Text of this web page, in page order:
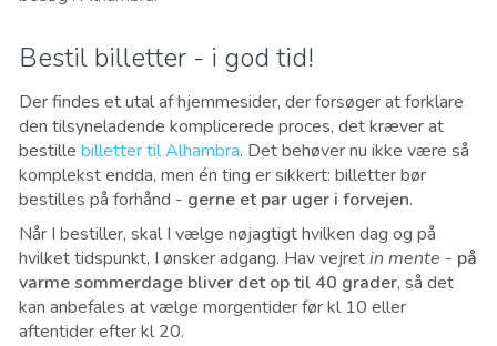
Bestil billetter - i god tid!
Der findes et utal af hjemmesider, der forsøger at forklare
den tilsyneladende komplicerede proces, det kræver at
bestille billetter til Alhambra. Det behøver nu ikke være så
komplekst endda, men én ting er sikkert: billetter bør
bestilles på forhånd - gerne et par uger i forvejen.
Når I bestiller, skal I vælge nøjagtigt hvilken dag og på
hvilket tidspunkt, I ønsker adgang. Hav vejretin mente - på
varme sommerdage bliver det op til 40 grader, så det
kan anbefales at vælge morgentider før kl 10 eller
aftentider efter kl 20.